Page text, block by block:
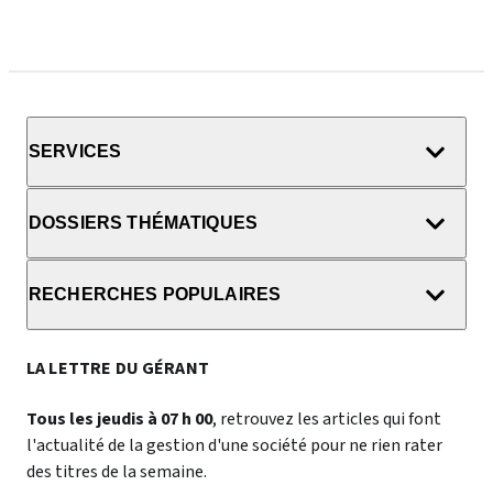
SERVICES
DOSSIERS THÉMATIQUES
RECHERCHES POPULAIRES
LA LETTRE DU GÉRANT
Tous les jeudis à 07 h 00, retrouvez les articles qui font
l'actualité de la gestion d'une société pour ne rien rater
des titres de la semaine.